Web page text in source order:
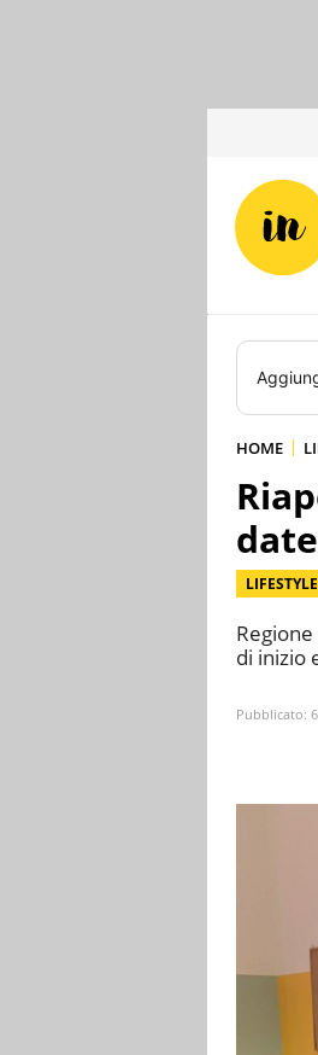
HOME
LIFESTYLE
di inizio
Pubblicato: